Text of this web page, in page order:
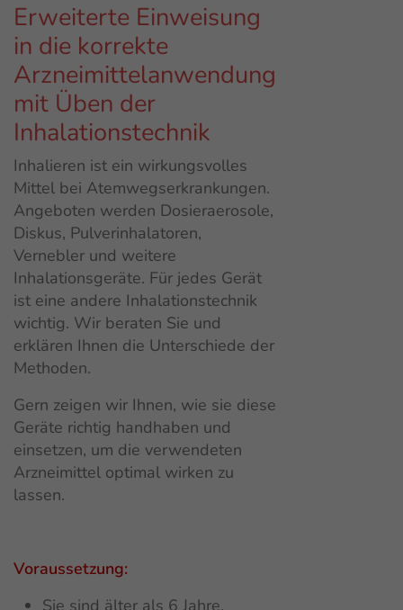
Erweiterte Einweisung
in die korrekte
Arzneimittelanwendung
mit Üben der
Inhalationstechnik
Inhalieren ist ein wirkungsvolles
Mittel bei Atemwegserkrankungen.
Angeboten werden Dosieraerosole,
Diskus, Pulverinhalatoren,
Vernebler und weitere
Inhalationsgeräte. Für jedes Gerät
ist eine andere Inhalationstechnik
wichtig. Wir beraten Sie und
erklären Ihnen die Unterschiede der
Methoden.
Gern zeigen wir Ihnen, wie sie diese
Geräte richtig handhaben und
einsetzen, um die verwendeten
Arzneimittel optimal wirken zu
lassen.
Voraussetzung:
Sie sind älter als 6 Jahre.